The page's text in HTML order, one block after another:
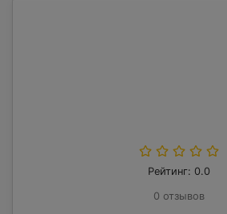
Рейтинг: 0.0
0 отзывов